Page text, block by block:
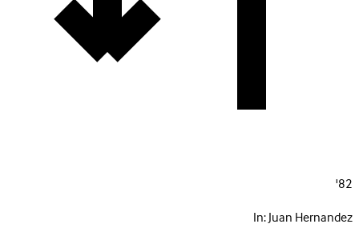
82'
In:Juan Hernandez